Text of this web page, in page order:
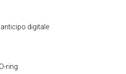
anticipo digitale
ring